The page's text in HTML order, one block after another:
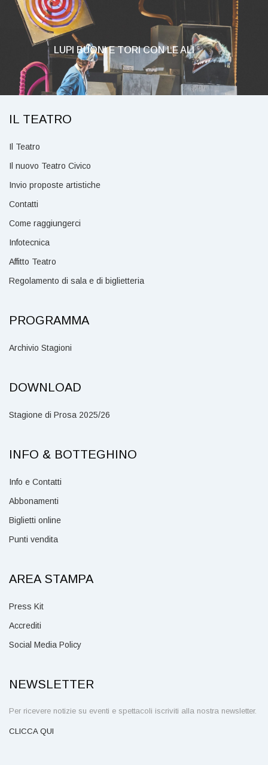
LUPI BUONI E TORI CON LE ALI
IL TEATRO
Il Teatro
Il nuovo Teatro Civico
Invio proposte artistiche
Contatti
Come raggiungerci
Infotecnica
Affitto Teatro
Regolamento di sala e di biglietteria
PROGRAMMA
Archivio Stagioni
DOWNLOAD
Stagione di Prosa 2025/26
INFO & BOTTEGHINO
Info e Contatti
Abbonamenti
Biglietti online
Punti vendita
AREA STAMPA
Press Kit
Accrediti
Social Media Policy
NEWSLETTER
Per ricevere notizie su eventi e spettacoli iscriviti alla nostra newsletter.
CLICCA QUI